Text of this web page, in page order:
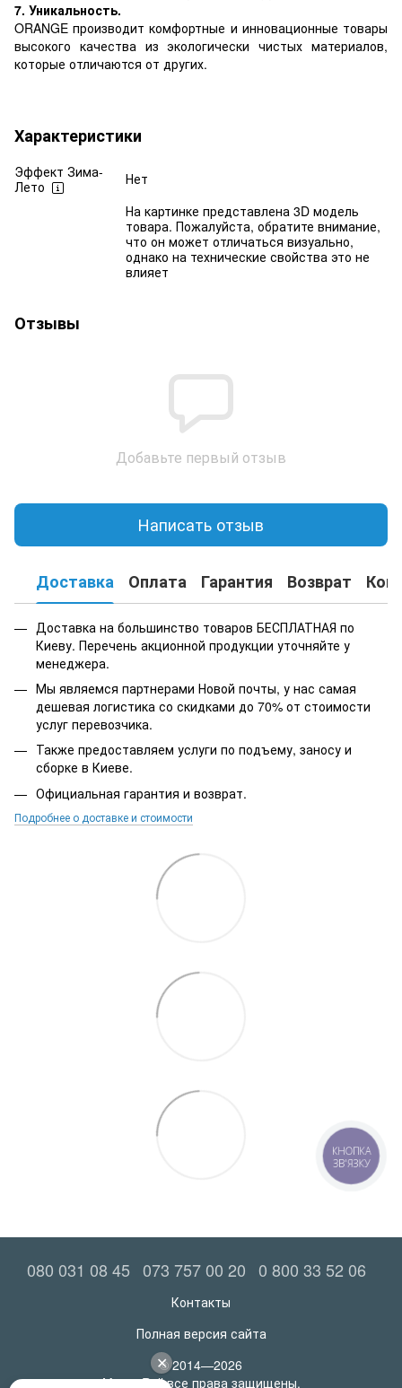
7. Уникальность.
ORANGE производит комфортные и инновационные товары
высокого качества из экологически чистых материалов,
которые отличаются от других.
Характеристики
Эффект Зима-
Лето
Нет
На картинке представлена 3D модель
товара. Пожалуйста, обратите внимание,
что он может отличаться визуально,
однако на технические свойства это не
влияет
Отзывы
Добавьте первый отзыв
Написать отзыв
Доставка Оплата Гарантия Возврат
Доставка на большинство товаров БЕСПЛАТНАЯ по
Киеву. Перечень акционной продукции уточняйте у
менеджера.
Мы являемся партнерами Новой почты, у нас самая
дешевая логистика со скидками до 70% от стоимости
услуг перевозчика.
Также предоставляем услуги по подъему, заносу и
сборке в Киеве.
Официальная гарантия и возврат.
Подробнее о доставке и стоимости
080 031 08 45 073 757 00 20 0 800 33 52 06
Контакты
Полная версия сайта
© 2014—2026
MatrasRoll все права защищены.
КНОПКА
ЗВ'ЯЗКУ